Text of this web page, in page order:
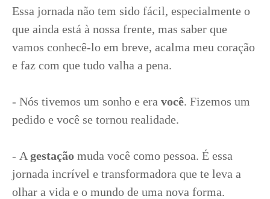
Essa jornada não tem sido fácil, especialmente o
que ainda está à nossa frente, mas saber que
vamos conhecê-lo em breve, acalma meu coração
e faz com que tudo valha a pena.
- Nós tivemos um sonho e era você. Fizemos um
pedido e você se tornou realidade.
- A gestação muda você como pessoa. É essa
jornada incrível e transformadora que te leva a
olhar a vida e o mundo de uma nova forma.